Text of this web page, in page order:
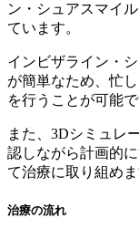
ン・シュアスマイ
ています。
インビザライン・
が簡単なため、忙
を行うことが可能で
また、3Dシミュレ
認しながら計画的
て治療に取り組めま
治療の流れ